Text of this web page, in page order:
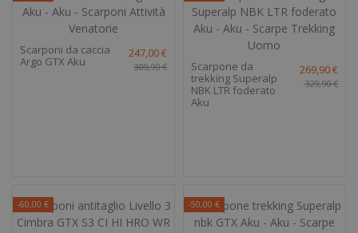
Scarponi da caccia
Argo GTX Aku
247,00 €
309,90 €
Scarpone da
trekking Superalp
NBK LTR foderato
Aku
269,90 €
329,90 €
-60,00 € -50,00 €